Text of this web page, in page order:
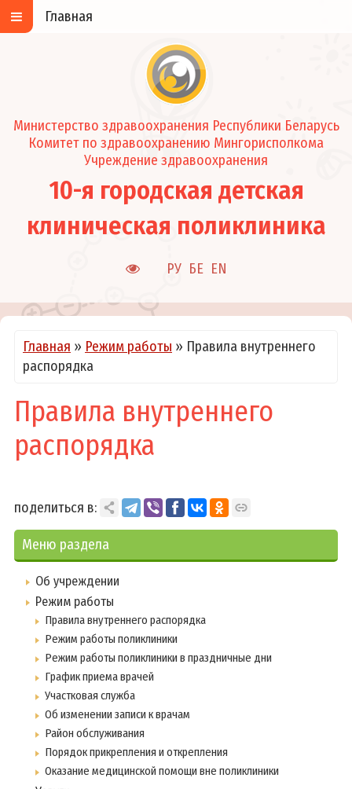
Министерство здравоохранения Республики Беларусь
Комитет по здравоохранению Мингорисполкома
Учреждение здравоохранения
10-я городская детская
клиническая поликлиника
РУ БЕ EN
Главная
Главная » Режим работы » Правила внутреннего
распорядка
Правила внутреннего
распорядка
поделиться в:
Меню раздела
Об учреждении
Режим работы
Правила внутреннего распорядка
Режим работы поликлиники
Режим работы поликлиники в праздничные дни
График приема врачей
Участковая служба
Об изменении записи к врачам
Район обслуживания
Порядок прикрепления и открепления
Оказание медицинской помощи вне поликлиники